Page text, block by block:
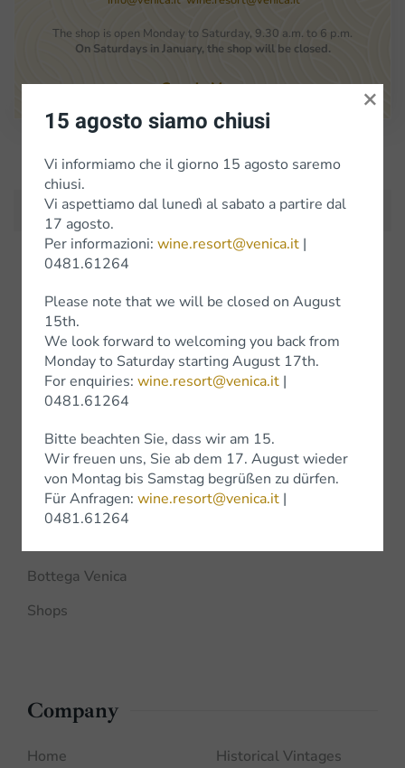
The shop is open Monday to Saturday, 9.30 a.m. to 6 p.m.
On Saturdays in January, the shop will be closed.
Google Maps
Subscribe to Newsletter
White wines
Red wines
Wine Experience
Shop
Bottega Venica
Shops
Company
Home
Historical Vintages
15 agosto siamo chiusi
Vi informiamo che il giorno 15 agosto saremo
chiusi.
Vi aspettiamo dal lunedì al sabato a partire dal
17 agosto.
Per informazioni: wine.resort@venica.it |
0481.61264
Please note that we will be closed on August
15th.
We look forward to welcoming you back from
Monday to Saturday starting August 17th.
For enquiries: wine.resort@venica.it |
0481.61264
Bitte beachten Sie, dass wir am 15.
Wir freuen uns, Sie ab dem 17. August wieder
von Montag bis Samstag begrüßen zu dürfen.
Für Anfragen: wine.resort@venica.it |
0481.61264
×